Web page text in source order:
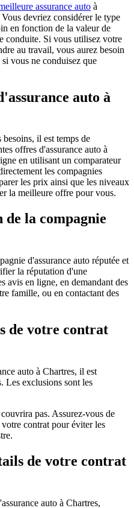
assurance auto à
devriez considérer le type
en fonction de la valeur de
conduite. Si vous utilisez votre
au travail, vous aurez besoin
vous ne conduisez que
auto à
il est temps de
offres d'assurance auto à
en utilisant un comparateur
les compagnies
les prix ainsi que les niveaux
la meilleure offre pour vous.
la compagnie
d'assurance auto réputée et
la réputation d'une
avis en ligne, en demandant des
famille, ou en contactant des
de votre contrat
auto à Chartres, il est
Les exclusions sont les
pas. Assurez-vous de
contrat pour éviter les
de votre contrat
auto à Chartres,